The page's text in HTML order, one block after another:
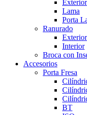
Exterior
Lama
Porta
Ranurado
Exterior
Interior
Broca con
Accesorios
Porta Fresa
BT